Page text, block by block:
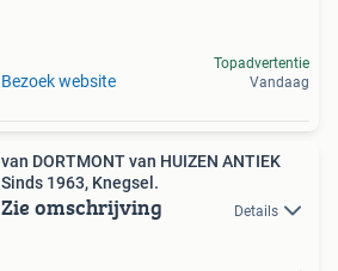
Bezoek website
Topadvertentie
Vandaag
van DORTMONT van HUIZEN ANTIEK
Sinds 1963, Knegsel.
Zie omschrijving Details